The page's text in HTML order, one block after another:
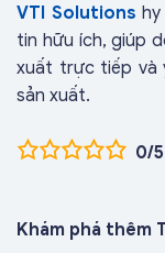
VTI Solutions
tin hữu ích, giúp
xuất trực tiếp và
sản xuất.
0/
Khám phá thêm